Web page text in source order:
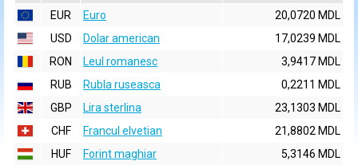
EUR
Euro
20,0720 MDL
USD
Dolar american
17,0239 MDL
RON
Leul romanesc
3,9417 MDL
RUB
Rubla ruseasca
0,2211 MDL
GBP
Lira sterlina
23,1303 MDL
CHF
Francul elvetian
21,8802 MDL
HUF
Forint maghiar
5,3146 MDL